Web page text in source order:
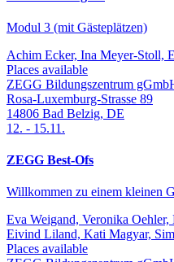
Modul 3 (mit Gästeplätzen)
Achim Ecker, Ina Meyer-Stoll,
Places available
ZEGG Bildungszentrum
Rosa-Luxemburg-Strasse 89
14806 Bad Belzig, DE
12. - 15.11.
ZEGG Best-Ofs
Willkommen zu einem kleinen
Eva Weigand, Veronika
Eivind Liland, Kati Magyar,
Places available